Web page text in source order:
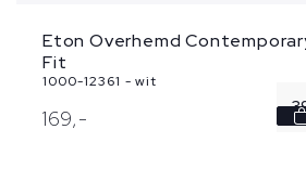
Eton Overhemd
Fit
1000-12361 - wit
169,-